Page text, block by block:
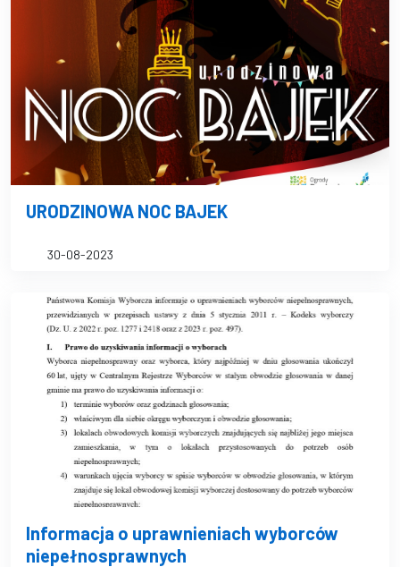
URODZINOWA NOC BAJEK
30-08-2023
Informacja o uprawnieniach wyborców
niepełnosprawnych